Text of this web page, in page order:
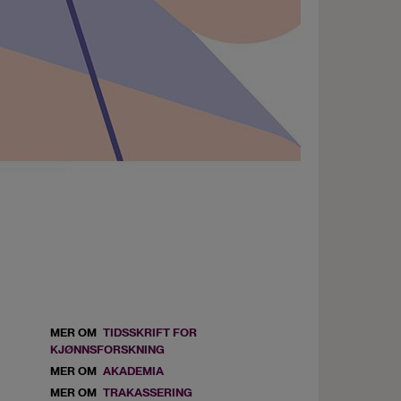
MER OM TIDSSKRIFT FOR
KJØNNSFORSKNING
MER OM AKADEMIA
MER OM TRAKASSERING